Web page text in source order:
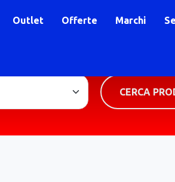
Outlet Offerte Marchi
CERCA